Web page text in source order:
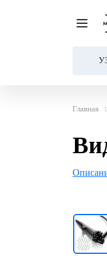
Главная